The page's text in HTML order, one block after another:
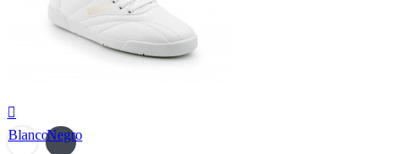

BlancoNegro